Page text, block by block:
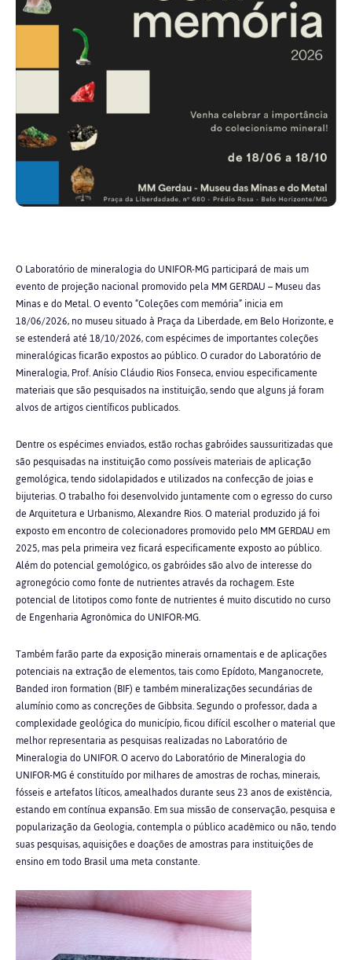
O Laboratório de mineralogia do UNIFOR-MG participará de mais um
evento de projeção nacional promovido pela MM GERDAU – Museu das
Minas e do Metal. O evento“Coleções com memória” inicia em
18/06/2026, no museu situado à Praça da Liberdade, emBelo Horizonte, e
se estenderá até 18/10/2026, com espécimes de importantes coleções
mineralógicas ficarão expostos ao público. O curador do Laboratório de
Mineralogia, Prof. Anísio Cláudio Rios Fonseca, enviou especificamente
materiais que são pesquisados na instituição, sendo que alguns já foram
alvos de artigos científicos publicados.
Dentre os espécimes enviados, estão rochas gabróides saussuritizadas que
são pesquisadas na instituição como possíveis materiais de aplicação
gemológica, tendo sidolapidados e utilizados na confecção de joias e
bijuterias. O trabalho foi desenvolvidojuntamente com o egresso do curso
de Arquitetura e Urbanismo, Alexandre Rios. O material produzido já foi
exposto em encontro de colecionadores promovido pelo MM GERDAU em
2025, mas pela primeira vez ficará especificamente exposto ao público.
Além do potencial gemológico, os gabróides são alvo de interesse do
agronegócio como fonte de nutrientes através da rochagem. Este
potencial de litotipos como fonte de nutrientes é muitodiscutido no curso
de Engenharia Agronômica do UNIFOR-MG.
Também farão parte da exposição minerais ornamentais e de aplicações
potenciais naextração de elementos, tais como Epídoto, Manganocrete,
Banded iron formation (BIF) etambém mineralizações secundárias de
alumínio como as concreções de Gibbsita. Segundo o professor, dada a
complexidade geológica do município, ficou difícil escolher o material que
melhor representaria as pesquisas realizadas no Laboratório de
Mineralogia do UNIFOR. O acervo do Laboratório de Mineralogia do
UNIFOR-MG é constituído por milhares de amostras de rochas, minerais,
fósseis e artefatos líticos, amealhados durante seus 23 anos de existência,
estando em contínua expansão. Em sua missão de conservação, pesquisa e
popularização da Geologia, contempla o público acadêmico ou não, tendo
suas pesquisas, aquisições e doações de amostras para instituições de
ensino em todo Brasil uma meta constante.